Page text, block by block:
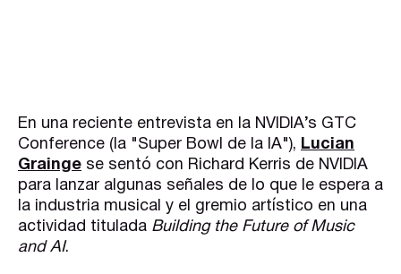
En una reciente entrevista en la NVIDIA’s GTC
Conference (la "Super Bowl de la IA"), Lucian
Grainge se sentó con Richard Kerris de NVIDIA
para lanzar algunas señales de lo que le espera a
la industria musical y el gremio artístico en una
actividad titulada Building the Future of Music
and AI.